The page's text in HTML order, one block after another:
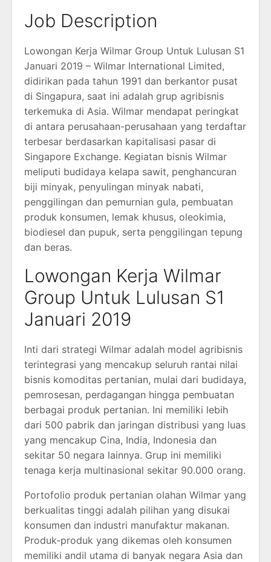
Job Description
Lowongan Kerja Wilmar Group Untuk Lulusan S1
Januari 2019 – Wilmar International Limited,
didirikan pada tahun 1991 dan berkantor pusat
di Singapura, saat ini adalah grup agribisnis
terkemuka di Asia. Wilmar mendapat peringkat
di antara perusahaan-perusahaan yang terdaftar
terbesar berdasarkan kapitalisasi pasar di
Singapore Exchange. Kegiatan bisnis Wilmar
meliputi budidaya kelapa sawit, penghancuran
biji minyak, penyulingan minyak nabati,
penggilingan dan pemurnian gula, pembuatan
produk konsumen, lemak khusus, oleokimia,
biodiesel dan pupuk, serta penggilingan tepung
dan beras.
Lowongan Kerja Wilmar
Group Untuk Lulusan S1
Januari 2019
Inti dari strategi Wilmar adalah model agribisnis
terintegrasi yang mencakup seluruh rantai nilai
bisnis komoditas pertanian, mulai dari budidaya,
pemrosesan, perdagangan hingga pembuatan
berbagai produk pertanian. Ini memiliki lebih
dari 500 pabrik dan jaringan distribusi yang luas
yang mencakup Cina, India, Indonesia dan
sekitar 50 negara lainnya. Grup ini memiliki
tenaga kerja multinasional sekitar 90.000 orang.
Portofolio produk pertanian olahan Wilmar yang
berkualitas tinggi adalah pilihan yang disukai
konsumen dan industri manufaktur makanan.
Produk-produk yang dikemas oleh konsumen
memiliki andil utama di banyak negara Asia dan